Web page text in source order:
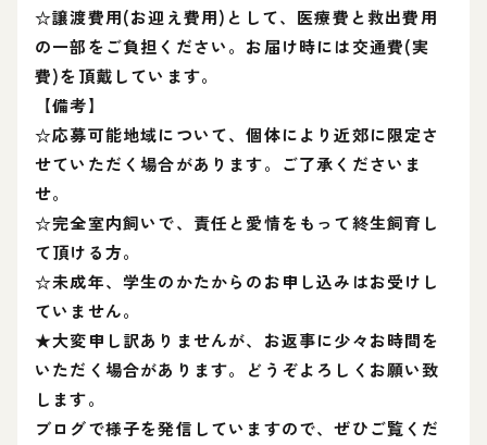
☆譲渡費用(お迎え費用)として、医療費と救出費用
の一部をご負担ください。お届け時には交通費(実
費)を頂戴しています。
【備考】
☆応募可能地域について、個体により近郊に限定さ
せていただく場合があります。ご了承くださいま
せ。
☆完全室内飼いで、責任と愛情をもって終生飼育し
て頂ける方。
☆未成年、学生のかたからのお申し込みはお受けし
ていません。
★大変申し訳ありませんが、お返事に少々お時間を
いただく場合があります。どうぞよろしくお願い致
します。
ブログで様子を発信していますので、ぜひご覧くだ